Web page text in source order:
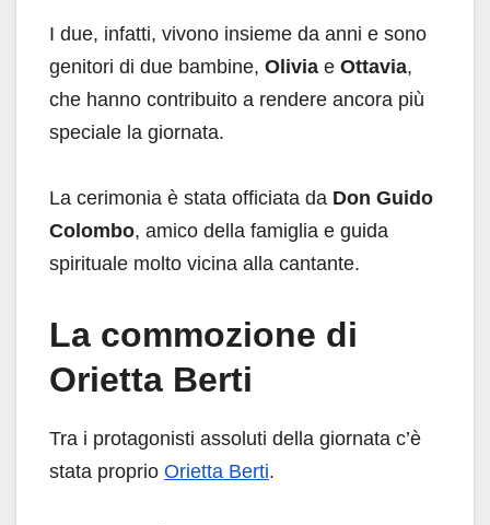
I due, infatti, vivono insieme da anni e sono
genitori di due bambine, Olivia e Ottavia,
che hanno contribuito a rendere ancora più
speciale la giornata.
La cerimonia è stata officiata da Don Guido
Colombo, amico della famiglia e guida
spirituale molto vicina alla cantante.
La commozione di
Orietta Berti
Tra i protagonisti assoluti della giornata c’è
stata proprio Orietta Berti.